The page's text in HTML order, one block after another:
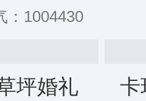
：1004430
坪婚礼 卡